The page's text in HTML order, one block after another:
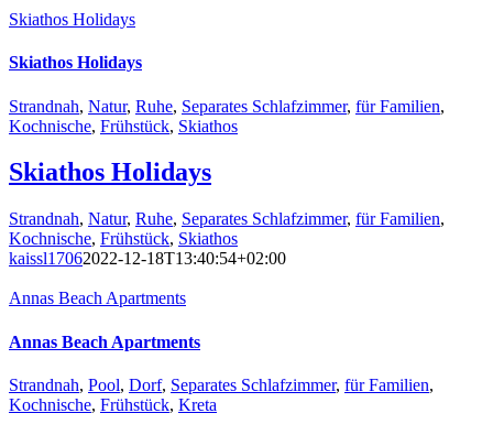
Skiathos Holidays
Skiathos Holidays
Strandnah, Natur, Ruhe, Separates Schlafzimmer, für Familien,
Kochnische, Frühstück, Skiathos
Skiathos Holidays
Strandnah, Natur, Ruhe, Separates Schlafzimmer, für Familien,
Kochnische, Frühstück, Skiathos
kaissl17062022-12-18T13:40:54+02:00
Annas Beach Apartments
Annas Beach Apartments
Strandnah, Pool, Dorf, Separates Schlafzimmer, für Familien,
Kochnische, Frühstück, Kreta